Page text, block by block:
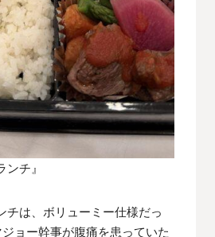
ンチ』
チは、ボリューミー仕様だっ
ョー幹事が腹痛を患っていた